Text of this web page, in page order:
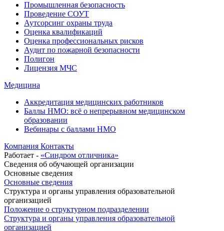
Промышленная безопасность
Проведение СОУТ
Аутсорсинг охраны труда
Оценка квалификаций
Оценка профессиональных рисков
Аудит по пожарной безопасности
Полигон
Лицензия МЧС
Медицина
Аккредитация медицинских работников
Баллы НМО: всё о непрерывном медицинском
образовании
Вебинары с баллами НМО
Компания Контакты
Работает - «Синдром отличника»
Сведения об обучающей организации
Основные сведения
Основные сведения
Структура и органы управления образовательной
организацией
Положение о структурном подразделении
Структура и органы управления образовательной
организацией